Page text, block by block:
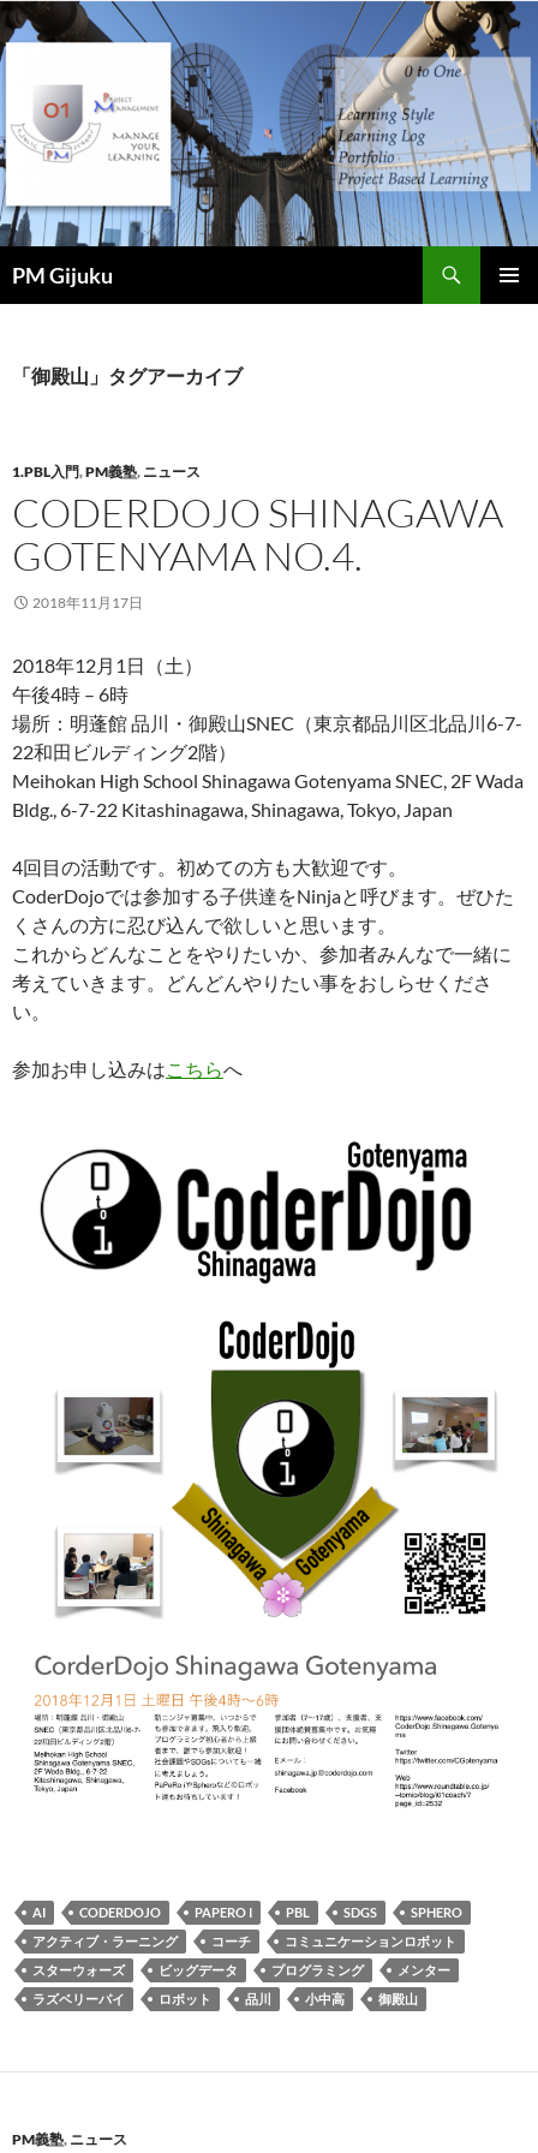
コ
ン
テ
ツ
へ
ス
キ
ッ
プPM Gijuku
索
「御殿山」タグアーカイブ
1.PBL入門,PM義塾, ニュース
CODERDOJO SHINAGAWA
GOTENYAMA NO.4.
2018年11月17日
2018年12月1日（土）
午後4時 – 6時
場所：明蓬館 品川・御殿山SNEC（東京都品川区北品川6-7-
22和田ビルディング2階）
Meihokan High School Shinagawa Gotenyama SNEC, 2F Wada
Bldg., 6-7-22 Kitashinagawa, Shinagawa, Tokyo, Japan
4回目の活動です。初めての方も大歓迎です。
CoderDojoでは参加する子供達をNinjaと呼びます。ぜひた
くさんの方に忍び込んで欲しいと思います。
これからどんなことをやりたいか、参加者みんなで一緒に
考えていきます。どんどんやりたい事をおしらせくださ
い。
参加お申し込みはこちらへ
AI CODERDOJO PAPERO I PBL SDGS
SPHERO
アクティブ・ラーニング
コーチ
コミュニケーションロボット
スターウォーズ
ビッグデータ プログラミング
メンター
ラズベリーパイ
ロボット 品川 小中高 御殿山
PM義塾, ニュース